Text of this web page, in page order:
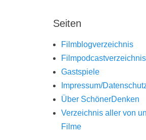
Seiten
Filmblogverzeichnis
Filmpodcastverzeichnis
Gastspiele
Impressum/
Über SchönerDenken
Verzeichnis aller von
Filme